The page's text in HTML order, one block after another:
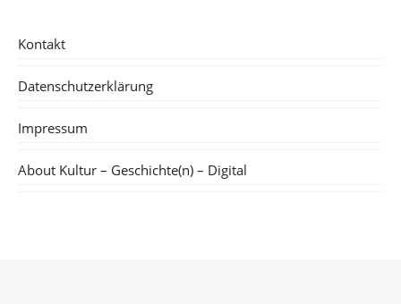
Kontakt
Datenschutzerklärung
Impressum
About Kultur – Geschichte(n) – Digital